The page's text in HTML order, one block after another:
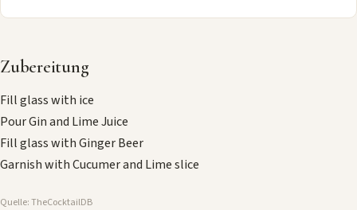
Zubereitung
Fill glass with ice
Pour Gin and Lime Juice
Fill glass with Ginger Beer
Garnish with Cucumer and Lime slice
Quelle: TheCocktailDB